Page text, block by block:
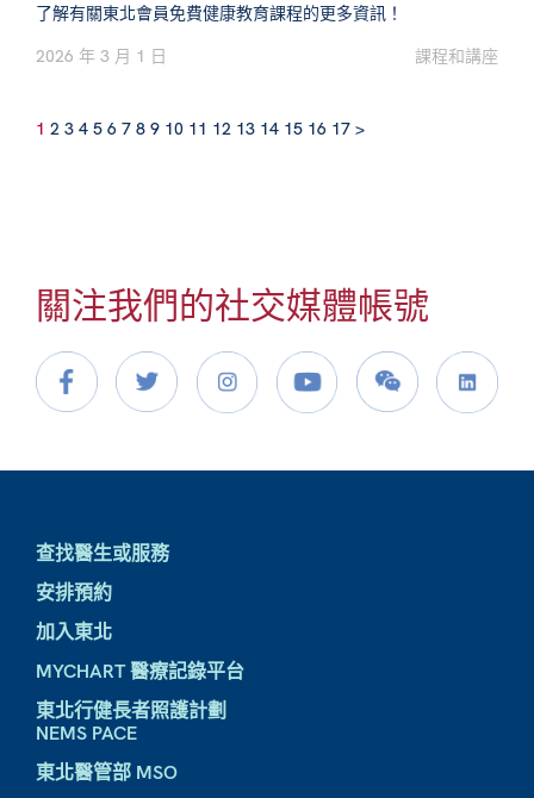
了解有關東北會員免費健康教育課程的更多資訊！
2026 年 3 月 1 日
課程和講座
1 2 3 4 5 6 7 8 9 10 11 12 13 14 15 16 17 >
關注我們的社交媒體帳號
查找醫生或服務
安排預約
加入東北
MYCHART 醫療記錄平台
東北行健長者照護計劃
NEMS PACE
東北醫管部 MSO